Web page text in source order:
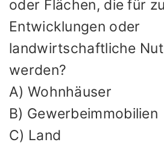
oder Flächen, die für
Entwicklungen oder
landwirtschaftliche
werden?
A) Wohnhäuser
B) Gewerbeimmobilien
C) Land